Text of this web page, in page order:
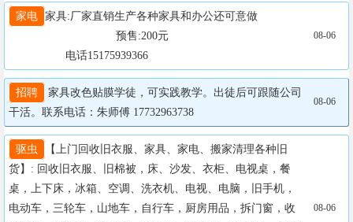
家电 家具:厂家直销生产各种家具和办公还可意做
                  电话15175939366
08-06
招聘
家具改色贴膜学徒，可实践教学。出徒后可跟随公司
干活。联系电话：朱师傅 17732963738
08-06
驱虫
【上门回收旧衣服、家具、家电、搬家清理各种旧
货】: 回收旧衣服、旧棉被，床、沙发、衣柜、电视桌，餐
桌，上下床，冰箱、空调、洗衣机、电视、电脑，旧手机，
电动车，三轮车，山地车，自行车，厨房用品，拆门窗，收
08-06